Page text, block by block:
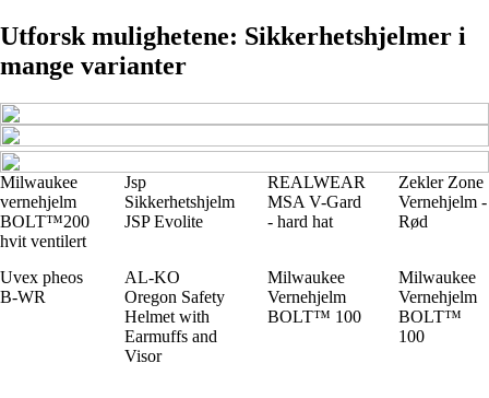
Utforsk mulighetene: Sikkerhetshjelmer i
mange varianter
Milwaukee
vernehjelm
BOLT™200
hvit ventilert
Jsp
Sikkerhetshjelm
JSP Evolite
REALWEAR
MSA V-Gard
- hard hat
Zekler Zone
Vernehjelm -
Rød
Uvex pheos
B-WR
AL-KO
Oregon Safety
Helmet with
Earmuffs and
Visor
Milwaukee
Vernehjelm
BOLT™ 100
Milwaukee
Vernehjelm
BOLT™
100